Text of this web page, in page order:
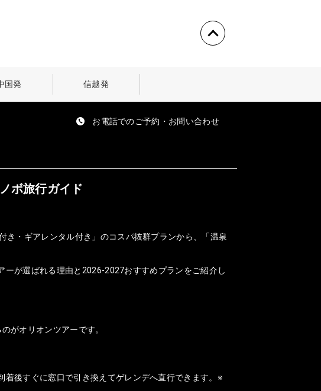
国発 信越発
お電話でのご予約・お問い合わせ
ボ旅行ガイド
・ギアレンタル付き」のコスパ抜群プランから、「温泉
が選ばれる理由と2026-2027おすすめプランをご紹介し
がオリオンツアーです。
後すぐに窓口で引き換えてゲレンデへ直行できます。※